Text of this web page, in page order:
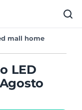
mall home